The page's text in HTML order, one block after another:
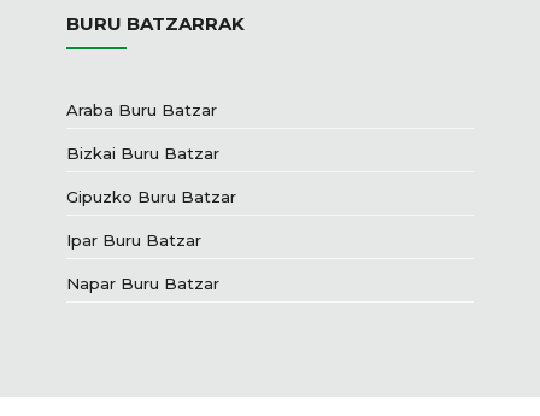
BURU BATZARRAK
Araba Buru Batzar
Bizkai Buru Batzar
Gipuzko Buru Batzar
Ipar Buru Batzar
Napar Buru Batzar